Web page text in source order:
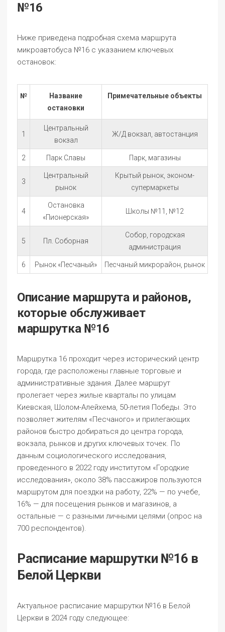
№16
Ниже приведена подробная схема маршрута
микроавтобуса №16 с указанием ключевых
остановок:
№
Название
остановки
Примечательные объекты
1
Центральный
вокзал
Ж/Д вокзал, автостанция
2 Парк Славы Парк, магазины
3
Центральный
рынок
Крытый рынок, эконом-
супермаркеты
4
Остановка
«Пионерская»
Школы №11, №12
5 Пл. Соборная
Собор, городская
администрация
6 Рынок «Песчаный» Песчаный микрорайон, рынок
Описание маршрута и районов,
которые обслуживает
маршрутка №16
Маршрутка 16 проходит через исторический центр
города, где расположены главные торговые и
административные здания. Далее маршрут
пролегает через жилые кварталы по улицам
Киевская, Шолом-Алейхема, 50-летия Победы. Это
позволяет жителям «Песчаного» и прилегающих
районов быстро добираться до центра города,
вокзала, рынков и других ключевых точек. По
данным социологического исследования,
проведенного в 2022 году институтом «Городкие
исследования», около 38% пассажиров пользуются
маршрутом для поездки на работу, 22% — по учебе,
16% — для посещения рынков и магазинов, а
остальные — с разными личными целями (опрос на
700 респондентов).
Расписание маршрутки №16 в
Белой Церкви
Актуальное расписание маршрутки №16 в Белой
Церкви в 2024 году следующее: